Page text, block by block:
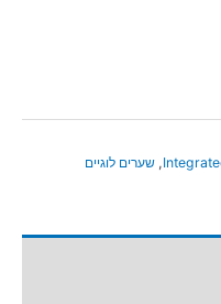
, שערים לוגיים